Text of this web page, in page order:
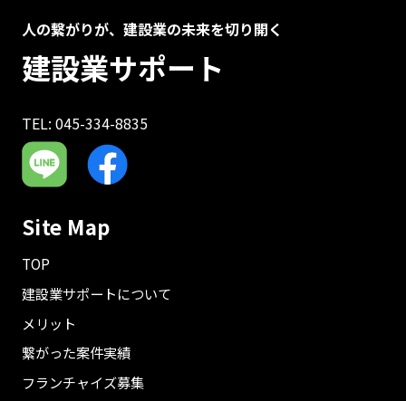
人の繋がりが、建設業の未来を切り開く
建設業サポート
TEL: 045-334-8835
Site Map
TOP
建設業サポートについて
メリット
繋がった案件実績
フランチャイズ募集